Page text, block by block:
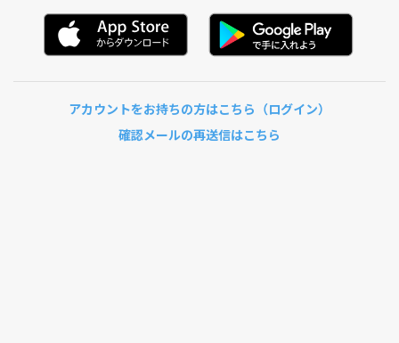
アカウントをお持ちの方はこちら（ログイン）
確認メールの再送信はこちら